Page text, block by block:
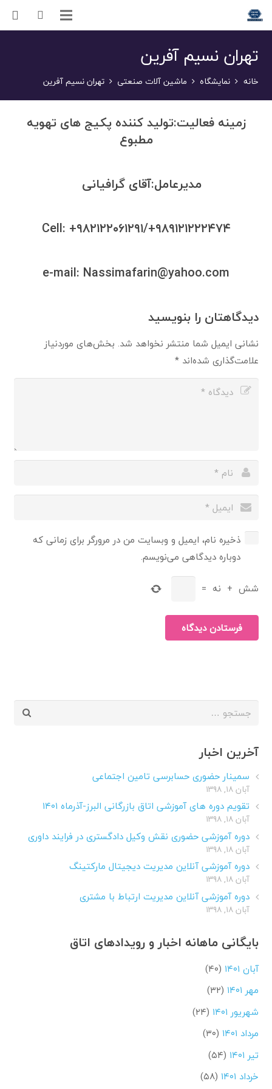
تهران نسیم آفرین
خانه نمایشگاه ماشین آلات صنعتی تهران نسیم آفرین
زمینه فعالیت:تولید کننده پکیج های تهویه
مطبوع
مدیرعامل:آقای گرافیانی
Cell: +۹۸۲۱۲۲۰۶۱۲۹۱/+۹۸۹۱۲۱۲۲۲۴۷۴
e-mail: Nassimafarin@yahoo.com
دیدگاهتان را بنویسید
نشانی ایمیل شما منتشر نخواهد شد. بخش‌های موردنیاز
علامت‌گذاری شده‌اند*
ذخیره نام، ایمیل و وبسایت من در مرورگر برای زمانی که
دوباره دیدگاهی می‌نویسم.
شش + نه =
فرستادن دیدگاه
جستجو
آخرین اخبار
سمینار حضوری حسابرسی تامین اجتماعی
آبان ۱۸, ۱۳۹۸
تقویم دوره های آموزشی اتاق بازرگانی البرز-آذرماه ۱۴۰۱
آبان ۱۸, ۱۳۹۸
دوره آموزشی حضوری نقش وکیل دادگستری در فرایند داوری
آبان ۱۸, ۱۳۹۸
دوره آموزشی آنلاین مدیریت دیجیتال مارکتینگ
آبان ۱۸, ۱۳۹۸
دوره آموزشی آنلاین مدیریت ارتباط با مشتری
آبان ۱۸, ۱۳۹۸
بایگانی ماهانه اخبار و رویدادهای اتاق
آبان ۱۴۰۱
(۴۰)
مهر ۱۴۰۱
(۳۲)
شهریور ۱۴۰۱
(۲۴)
مرداد ۱۴۰۱
(۳۰)
تیر ۱۴۰۱
(۵۴)
خرداد ۱۴۰۱
(۵۸)